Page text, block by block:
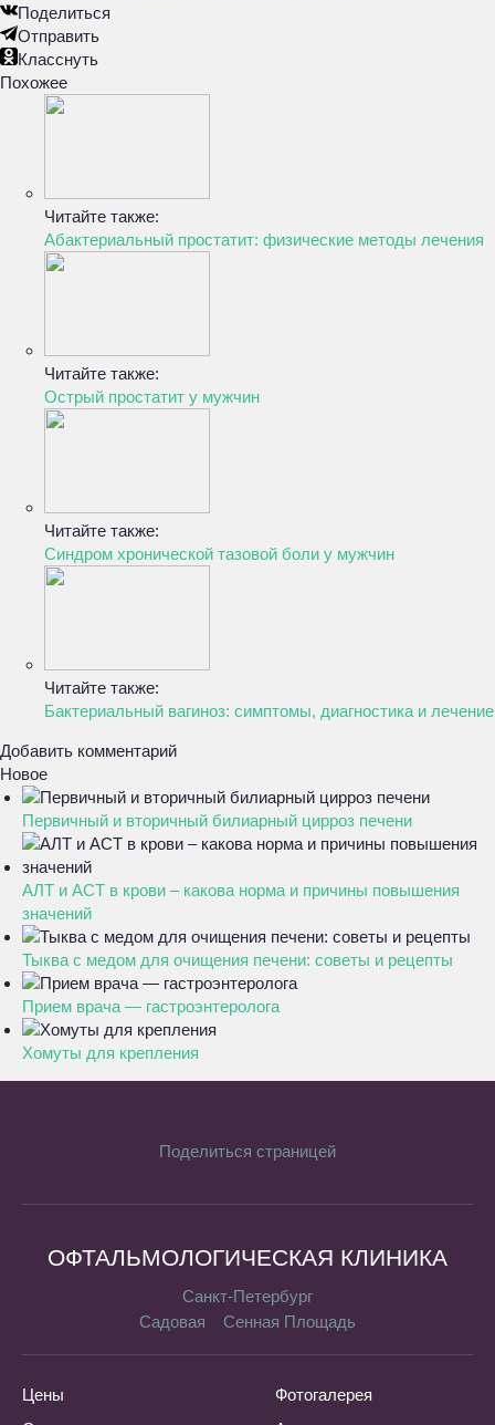
Поделиться
Отправить
Класснуть
Похожее
Читайте также:
Абактериальный простатит: физические методы лечения
Читайте также:
Острый простатит у мужчин
Читайте также:
Синдром хронической тазовой боли у мужчин
Читайте также:
Бактериальный вагиноз: симптомы, диагностика и лечение
Добавить комментарий
Новое
Первичный и вторичный билиарный цирроз печени
АЛТ и АСТ в крови – какова норма и причины повышения
значений
Тыква с медом для очищения печени: советы и рецепты
Прием врача — гастроэнтеролога
Хомуты для крепления
Поделиться страницей
ОФТАЛЬМОЛОГИЧЕСКАЯ КЛИНИКА
Санкт-Петербург
Садовая
Сенная Площадь
Цены
Фотогалерея